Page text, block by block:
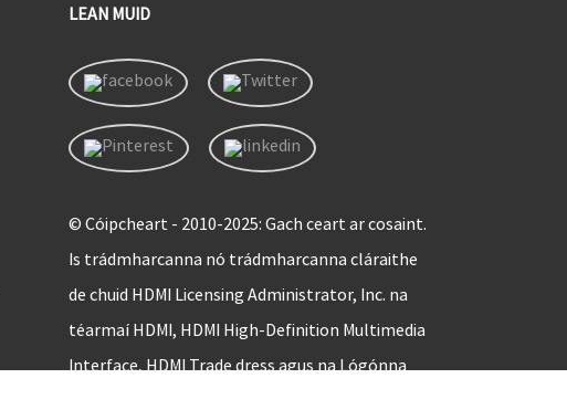
LEAN MUID
© Cóipcheart - 2010-2025: Gach ceart ar cosaint.
Is trádmharcanna nó trádmharcanna cláraithe
de chuid HDMI Licensing Administrator, Inc. na
téarmaí HDMI, HDMI High-Definition Multimedia
Interface, HDMI Trade dress agus na Lógónna